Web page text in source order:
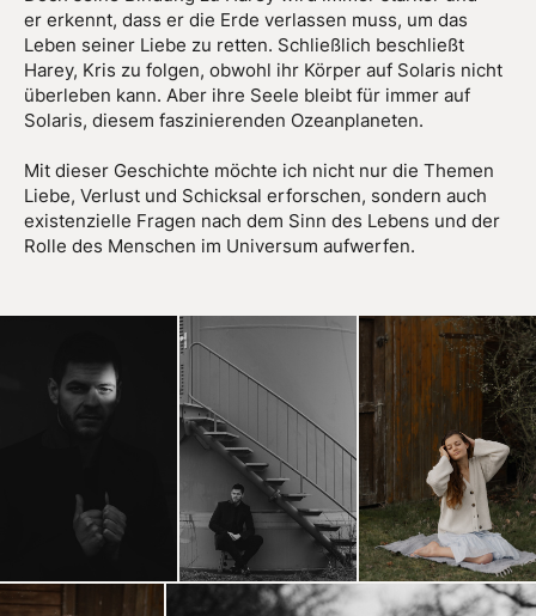
er erkennt, dass er die Erde verlassen muss, um das
Leben seiner Liebe zu retten. Schließlich beschließt
Harey, Kris zu folgen, obwohl ihr Körper auf Solaris nicht
überleben kann. Aber ihre Seele bleibt für immer auf
Solaris, diesem faszinierenden Ozeanplaneten.
Mit dieser Geschichte möchte ich nicht nur die Themen
Liebe, Verlust und Schicksal erforschen, sondern auch
existenzielle Fragen nach dem Sinn des Lebens und der
Rolle des Menschen im Universum aufwerfen.